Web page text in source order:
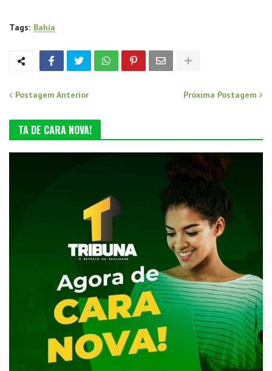
Tags: Bahia
Postagem Anterior Próxima Postagem
TA DE CARA NOVA!